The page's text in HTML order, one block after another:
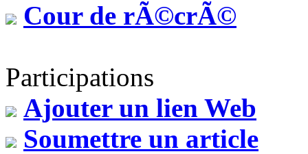
Cour de rÃ©crÃ©
Participations
Ajouter un lien Web
Soumettre un article